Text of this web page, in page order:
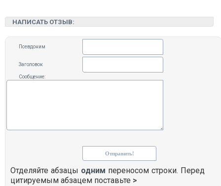
НАПИСАТЬ ОТЗЫВ:
Псевдоним
Заголовок
Сообщение:
Отделяйте абзацы одним переносом строки. Перед
цитируемым абзацем поставьте >